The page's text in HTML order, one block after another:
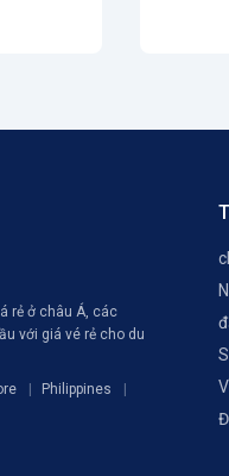
rẻ ở châu Á, các
với giá vé rẻ cho du
Philippines